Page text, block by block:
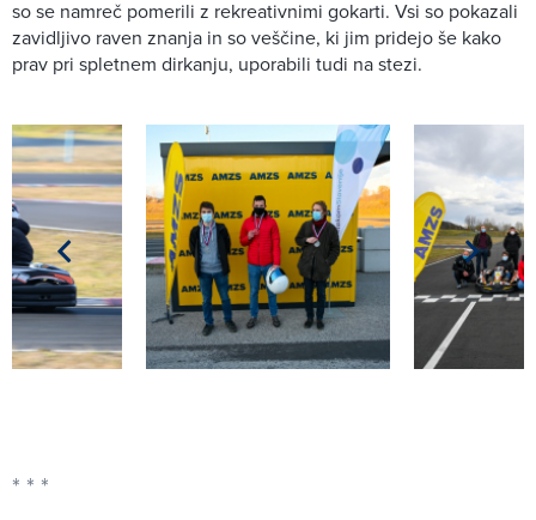
so se namreč pomerili z rekreativnimi gokarti. Vsi so pokazali
zavidljivo raven znanja in so veščine, ki jim pridejo še kako
prav pri spletnem dirkanju, uporabili tudi na stezi.